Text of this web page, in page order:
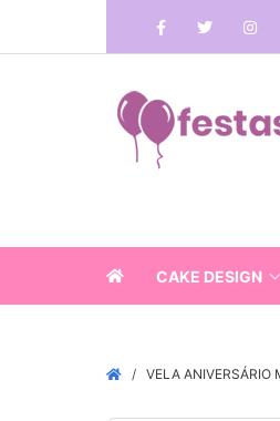
CAKE DESIGN
VELA ANIVERSÁRIO